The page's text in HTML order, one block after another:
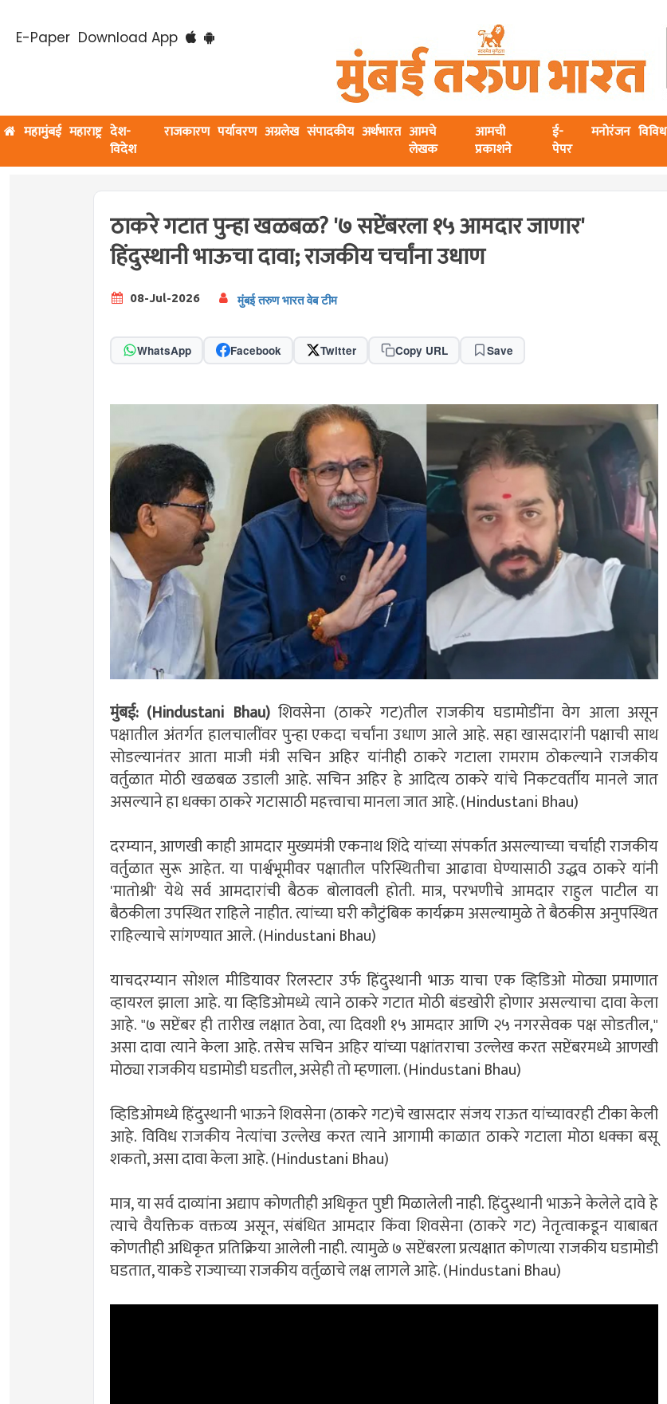
E-Paper Download App
महामुंबई महाराष्ट्र देश-
विदेश
राजकारण पर्यावरण अग्रलेख संपादकीय अर्थभारत आमचे
लेखक
आमची
प्रकाशने
ई-
पेपर
मनोरंजन विविध
ठाकरे गटात पुन्हा खळबळ? '७ सप्टेंबरला १५ आमदार जाणार'
हिंदुस्थानी भाऊचा दावा; राजकीय चर्चांना उधाण
08-Jul-2026 मुंबई तरुण भारत वेब टीम
WhatsApp Facebook Twitter Copy URL Save
मुंबई: (Hindustani Bhau)शिवसेना (ठाकरे गट)तील राजकीय घडामोडींना वेग आला असून
पक्षातील अंतर्गत हालचालींवर पुन्हा एकदा चर्चांना उधाण आले आहे. सहा खासदारांनी पक्षाची साथ
सोडल्यानंतर आता माजी मंत्री सचिन अहिर यांनीही ठाकरे गटाला रामराम ठोकल्याने राजकीय
वर्तुळात मोठी खळबळ उडाली आहे. सचिन अहिर हे आदित्य ठाकरे यांचे निकटवर्तीय मानले जात
असल्याने हा धक्का ठाकरे गटासाठी महत्त्वाचा मानला जात आहे. (Hindustani Bhau)
दरम्यान, आणखी काही आमदार मुख्यमंत्री एकनाथ शिंदे यांच्या संपर्कात असल्याच्या चर्चाही राजकीय
वर्तुळात सुरू आहेत. या पार्श्वभूमीवर पक्षातील परिस्थितीचा आढावा घेण्यासाठी उद्धव ठाकरे यांनी
'मातोश्री' येथे सर्व आमदारांची बैठक बोलावली होती. मात्र, परभणीचे आमदार राहुल पाटील या
बैठकीला उपस्थित राहिले नाहीत. त्यांच्या घरी कौटुंबिक कार्यक्रम असल्यामुळे ते बैठकीस अनुपस्थित
राहिल्याचे सांगण्यात आले. (Hindustani Bhau)
याचदरम्यान सोशल मीडियावर रिलस्टार उर्फ हिंदुस्थानी भाऊ याचा एक व्हिडिओ मोठ्या प्रमाणात
व्हायरल झाला आहे. या व्हिडिओमध्ये त्याने ठाकरे गटात मोठी बंडखोरी होणार असल्याचा दावा केला
आहे. "७ सप्टेंबर ही तारीख लक्षात ठेवा, त्या दिवशी १५ आमदार आणि २५ नगरसेवक पक्ष सोडतील,"
असा दावा त्याने केला आहे. तसेच सचिन अहिर यांच्या पक्षांतराचा उल्लेख करत सप्टेंबरमध्ये आणखी
मोठ्या राजकीय घडामोडी घडतील, असेही तो म्हणाला. (Hindustani Bhau)
व्हिडिओमध्ये हिंदुस्थानी भाऊने शिवसेना (ठाकरे गट)चे खासदार संजय राऊत यांच्यावरही टीका केली
आहे. विविध राजकीय नेत्यांचा उल्लेख करत त्याने आगामी काळात ठाकरे गटाला मोठा धक्का बसू
शकतो, असा दावा केला आहे. (Hindustani Bhau)
मात्र, या सर्व दाव्यांना अद्याप कोणतीही अधिकृत पुष्टी मिळालेली नाही. हिंदुस्थानी भाऊने केलेले दावे हे
त्याचे वैयक्तिक वक्तव्य असून, संबंधित आमदार किंवा शिवसेना (ठाकरे गट) नेतृत्वाकडून याबाबत
कोणतीही अधिकृत प्रतिक्रिया आलेली नाही. त्यामुळे ७ सप्टेंबरला प्रत्यक्षात कोणत्या राजकीय घडामोडी
घडतात, याकडे राज्याच्या राजकीय वर्तुळाचे लक्ष लागले आहे. (Hindustani Bhau)